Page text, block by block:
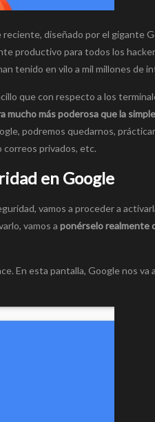
diseñado por el gigante
productivo para todos los
tenido en vilo a mil millones de
que con respecto a los
mucho más poderosa que la
podremos quedarnos,
correos privados, etc.
en Google
vamos a proceder a
vamos a ponérselo realmente
En esta pantalla, Google nos